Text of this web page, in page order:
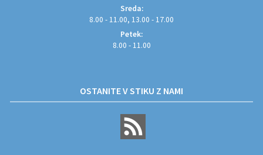
Sreda:
8.00 - 11.00, 13.00 - 17.00
Petek:
8.00 - 11.00
OSTANITE V STIKU Z NAMI